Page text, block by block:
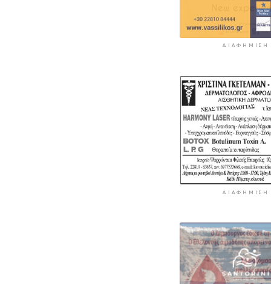
ΔΙΑΦΉΜΙΣΗ
ΔΙΑΦΉΜΙΣΗ